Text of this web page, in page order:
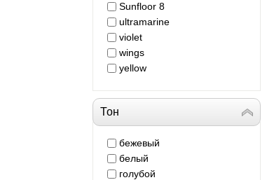
Sunfloor 8
ultramarine
violet
wings
yellow
Тон
бежевый
белый
голубой